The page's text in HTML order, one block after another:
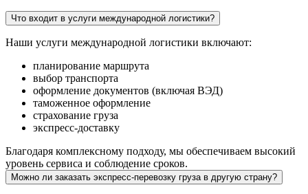
Что входит в услуги международной логистики?
Наши услуги международной логистики включают:
планирование маршрута
выбор транспорта
оформление документов (включая ВЭД)
таможенное оформление
страхование груза
экспресс-доставку
Благодаря комплексному подходу, мы обеспечиваем высокий
уровень сервиса и соблюдение сроков.
Можно ли заказать экспресс-перевозку груза в другую страну?